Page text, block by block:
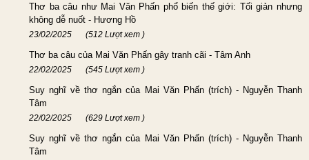
Thơ ba câu như Mai Văn Phấn phổ biến thế giới: Tối giản nhưng
không dễ nuốt - Hương Hồ
23/02/2025 (512 Lượt xem )
Thơ ba câu của Mai Văn Phấn gây tranh cãi - Tâm Anh
22/02/2025 (545 Lượt xem )
Suy nghĩ về thơ ngắn của Mai Văn Phấn (trích) - Nguyễn Thanh
Tâm
22/02/2025 (629 Lượt xem )
Suy nghĩ về thơ ngắn của Mai Văn Phấn (trích) - Nguyễn Thanh
Tâm